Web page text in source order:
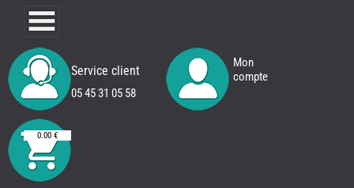
Service client
05 45 31 05 58
Mon
compte
0.00 €